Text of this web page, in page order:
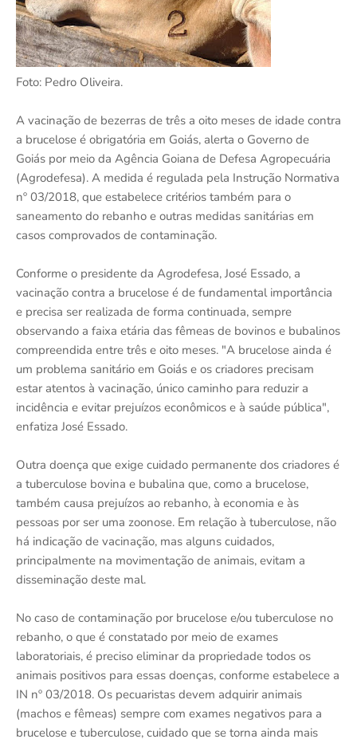
Foto: Pedro Oliveira.
A vacinação de bezerras de três a oito meses de idade contra
a brucelose é obrigatória em Goiás, alerta o Governo de
Goiás por meio da Agência Goiana de Defesa Agropecuária
(Agrodefesa). A medida é regulada pela Instrução Normativa
nº 03/2018, que estabelece critérios também para o
saneamento do rebanho e outras medidas sanitárias em
casos comprovados de contaminação.
Conforme o presidente da Agrodefesa, José Essado, a
vacinação contra a brucelose é de fundamental importância
e precisa ser realizada de forma continuada, sempre
observando a faixa etária das fêmeas de bovinos e bubalinos
compreendida entre três e oito meses. "A brucelose ainda é
um problema sanitário em Goiás e os criadores precisam
estar atentos à vacinação, único caminho para reduzir a
incidência e evitar prejuízos econômicos e à saúde pública",
enfatiza José Essado.
Outra doença que exige cuidado permanente dos criadores é
a tuberculose bovina e bubalina que, como a brucelose,
também causa prejuízos ao rebanho, à economia e às
pessoas por ser uma zoonose. Em relação à tuberculose, não
há indicação de vacinação, mas alguns cuidados,
principalmente na movimentação de animais, evitam a
disseminação deste mal.
No caso de contaminação por brucelose e/ou tuberculose no
rebanho, o que é constatado por meio de exames
laboratoriais, é preciso eliminar da propriedade todos os
animais positivos para essas doenças, conforme estabelece a
IN nº 03/2018. Os pecuaristas devem adquirir animais
(machos e fêmeas) sempre com exames negativos para a
brucelose e tuberculose, cuidado que se torna ainda mais